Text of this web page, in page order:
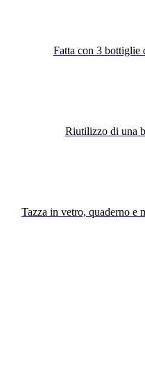
Fatta con 3 bottiglie
Riutilizzo di una
Tazza in vetro, quaderno e